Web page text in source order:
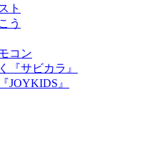
ト
う
コン
『サビカラ』
JOYKIDS』